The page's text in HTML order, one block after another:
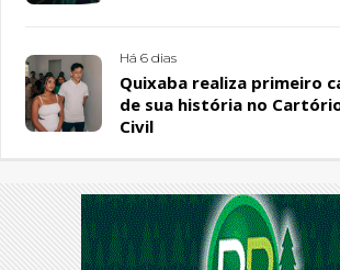
Há 6 dias
Quixaba realiza primeiro
de sua história no
Civil